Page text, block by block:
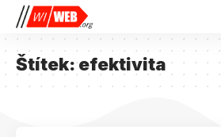
Štítek:efektivita